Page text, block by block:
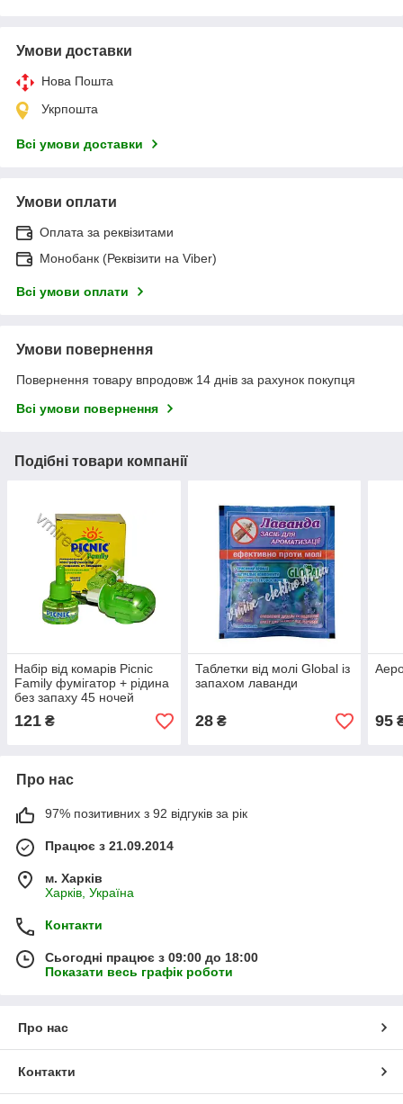
Умови доставки
Нова Пошта
Укрпошта
Всі умови доставки
Умови оплати
Оплата за реквізитами
Монобанк (Реквізити на Viber)
Всі умови оплати
Умови повернення
Повернення товару впродовж 14 днів за рахунок покупця
Всі умови повернення
Подібні товари компанії
Набір від комарів Picnic
Family фумігатор + рідина
без запаху 45 ночей
121 ₴
Таблетки від молі Global із
запахом лаванди
28₴ 95
Про нас
97% позитивних з 92 відгуків за рік
Працює з 21.09.2014
м. Харків
Харків, Україна
Контакти
Сьогодні працює з 09:00 до 18:00
Показати весь графік роботи
Про нас
Контакти